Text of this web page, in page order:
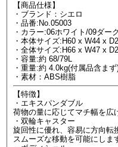
【商品仕様】
・ブランド：シエロ
・品番:No.05003
・カラー:06ホワイト/09ダー
・本体サイズ:H60 x W44 x
・全体サイズ:H66 x W47 x
・容量:約 68/79L
・重量:約 4.0kg(付属品含まず
・素材：ABS樹脂
【特徴】
・エキスパンダブル
荷物の量に応じてマチ幅を広
・双輪キャスター
旋回性に優れ、容易に方向転
スムーズな移動を可能にしま